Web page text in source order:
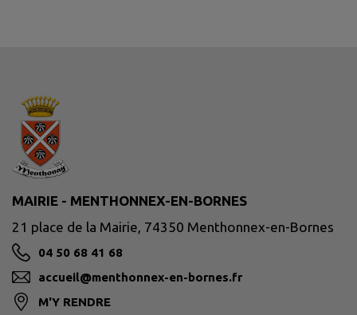
MAIRIE - MENTHONNEX-EN-BORNES
21 place de la Mairie, 74350 Menthonnex-en-Bornes
04 50 68 41 68
accueil@menthonnex-en-bornes.fr
M'Y RENDRE